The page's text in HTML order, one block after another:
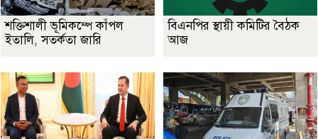
শক্তিশালী ভূমিকম্পে কাঁপল
ইতালি, সতর্কতা জারি
বিএনপির স্থায়ী কমিটির বৈঠক
আজ